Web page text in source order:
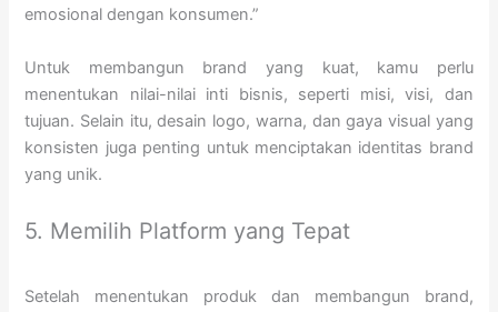
emosional dengan konsumen.”
Untuk membangun brand yang kuat, kamu perlu
menentukan nilai-nilai inti bisnis, seperti misi, visi, dan
tujuan. Selain itu, desain logo, warna, dan gaya visual yang
konsisten juga penting untuk menciptakan identitas brand
yang unik.
5. Memilih Platform yang Tepat
Setelah menentukan produk dan membangun brand,